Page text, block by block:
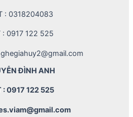
: 0318204083
: 0917 122 525
ĐÌNH ANH
: 0917 122 525